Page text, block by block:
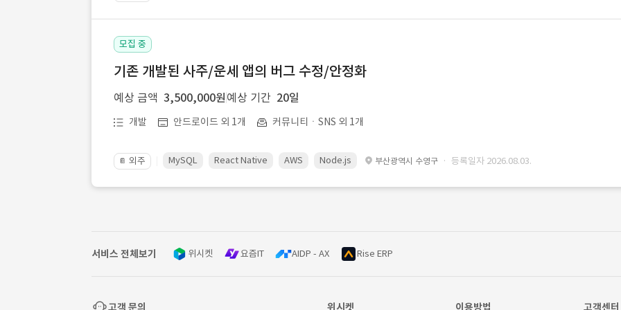
모집 중
기존 개발된 사주/운세 앱의 버그 수정/안정화
예상 금액 3,500,000원 예상 기간 20일
개발 안드로이드 외 1개 커뮤니티ㆍSNS 외 1개
📔 외주 MySQL React Native AWS Node.js 부산광역시 수영구 · 등록일자 2026.08.03.
서비스 전체보기 위시켓 요즘IT AIDP - AX Rise ERP
고객 문의 위시켓 이용방법 고객센터